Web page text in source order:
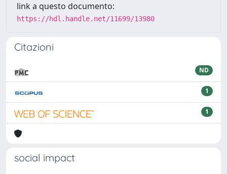
link a questo documento:
https://hdl.handle.net/11699/13980
Citazioni
ND
1
1
social impact